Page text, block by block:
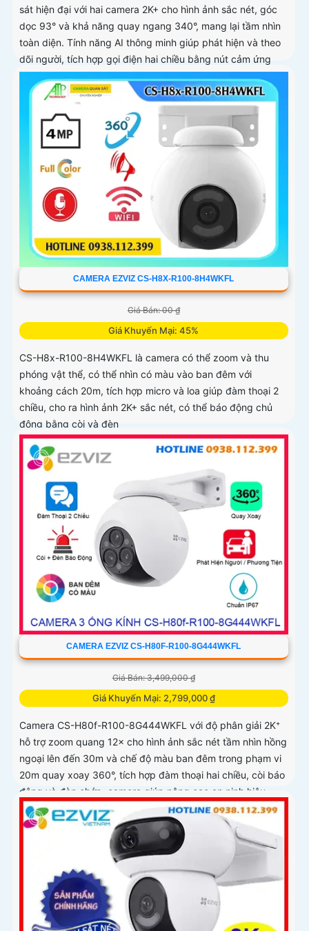
sát hiện đại với hai camera 2K+ cho hình ảnh sắc nét, góc
dọc 93° và khả năng quay ngang 340°, mang lại tầm nhìn
toàn diện. Tính năng AI thông minh giúp phát hiện và theo
dõi người, tích hợp gọi điện hai chiều bằng nút cảm ứng
CAMERA EZVIZ CS-H8X-R100-8H4WKFL
Giá Bán: 00 ₫
Giá Khuyến Mại: 45%
CS-H8x-R100-8H4WKFL là camera có thể zoom và thu
phóng vật thể, có thể nhìn có màu vào ban đêm với
khoảng cách 20m, tích hợp micro và loa giúp đàm thoại 2
chiều, cho ra hình ảnh 2K+ sắc nét, có thể báo động chủ
động bằng còi và đèn
CAMERA EZVIZ CS-H80F-R100-8G444WKFL
Giá Bán: 3,499,000 ₫
Giá Khuyến Mại: 2,799,000 ₫
Camera CS-H80f-R100-8G444WKFL với độ phân giải 2K⁺
hỗ trợ zoom quang 12× cho hình ảnh sắc nét tầm nhìn hồng
ngoại lên đến 30m và chế độ màu ban đêm trong phạm vi
20m quay xoay 360°, tích hợp đàm thoại hai chiều, còi báo
động và đèn chớp, camera giúp nâng cao an ninh hiệu
quả. Đạt chuẩn IP67 có khả năng chống bụi, nước, đảm
bảo hoạt động ổn định trong mọi điều kiện thời tiết